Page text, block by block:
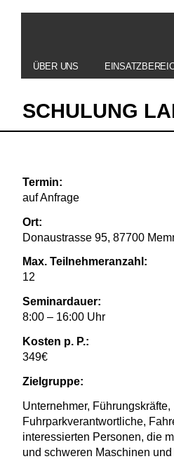
ÜBER UNS
SCHULUNG
Termin:
auf Anfrage
Ort:
Donaustrasse 95, 87700
Max. Teilnehmeranzahl:
12
Seminardauer:
8:00 – 16:00 Uhr
Kosten p. P.:
349€
Zielgruppe:
Unternehmer,
Fuhrparkverantwortliche,
interessierten Personen, die
und schweren Maschinen